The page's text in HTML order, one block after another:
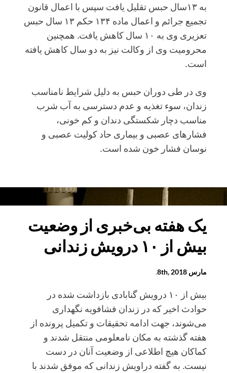
به ۱۳سال حبس تقلیل یافت سپس با اعمال قانون
تجمیع جرائم و اعمال ماده ۱۳۴ حکم ۱۳ سال حبس
تعزیری وی به ۱۰ سال کاهش یافت. همچنین
محرومیت وی از وکالت نیز به دو سال کاهش یافته
است.
وی در طی دوران حبس به دلیل شرایط نامناسب
زندان، سوء تغذیه و عدم دسترسی به آب شرب
مناسب دچار شکستگی دندان و کم خونی،
فشارهای عصبی و بیماری حاد کولیت عصبی و
نوسان فشار خون شده است.
عبدالفتاح
به
یاد
محمد
حبیبی
و
معلمان
دربند
یک هفته بی‌خبری از وضعیت
بیش از ۱۰ درویش زندانی
مارس 8th, 2018 .
بیش از ۱۰ درویش گنابادی بازداشت شده در
حوادث اخیر که در زندان فشافویه نگهداری
می‌شوند، جهت ادامه تحقیقات و تکمیل پرونده از
هفته گذشته به مکان نامعلومی منتقل شدند و
کماکان هیچ اطلاعی از وضعیت آنان در دست
نیست. به گفته دراویش زندانی که موفق شدند با